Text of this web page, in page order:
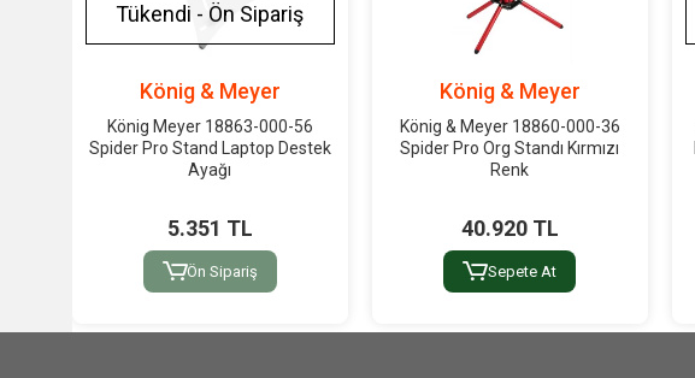
Tükendi - Ön Sipariş
König & Meyer
König Meyer 18863-000-56
Spider Pro Stand Laptop Destek
Ayağı
5.351 TL
Ön Sipariş
König & Meyer
König & Meyer 18860-000-36
Spider Pro Org Standı Kırmızı
Renk
40.920 TL
Sepete At